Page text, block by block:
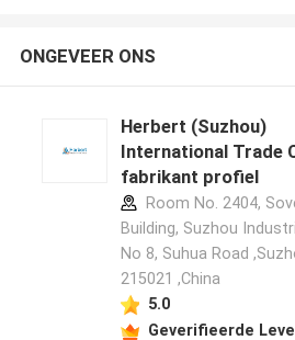
ONGEVEER ONS
Herbert (Suzhou)
International Trade
fabrikant profiel
Room No. 2404,
Building, Suzhou
No 8, Suhua Road
215021 ,China
5.0
Geverifieerde